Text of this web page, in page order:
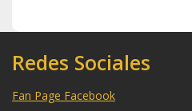
Redes Sociales
Fan Page Facebook